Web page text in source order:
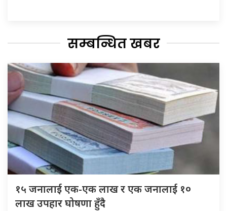
सम्बन्धित खबर
१५ जनालाई एक-एक लाख र एक जनालाई १०
लाख उपहार घोषणा हुँदै